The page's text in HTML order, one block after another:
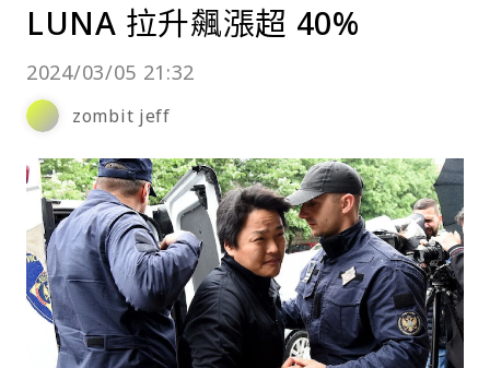
LUNA 拉升飆漲超 40%
2024/03/05 21:32
zombit jeff